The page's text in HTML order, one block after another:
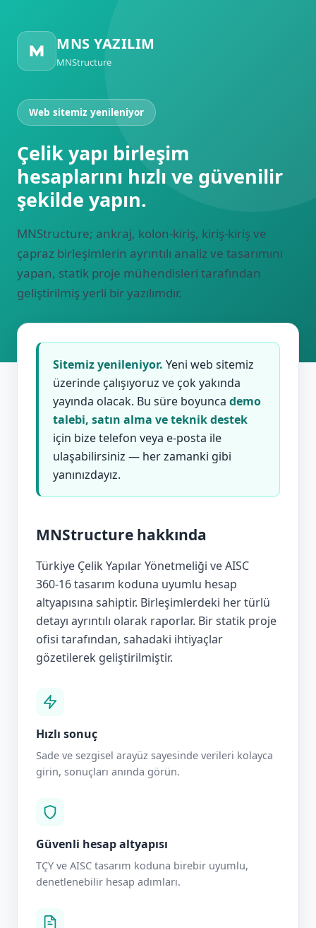
MNS YAZILIM
MNStructure
Web sitemiz yenileniyor
Çelik yapı birleşim
hesaplarını hızlı ve güvenilir
şekilde yapın.
MNStructure; ankraj, kolon‑kiriş, kiriş‑kiriş ve
çapraz birleşimlerin ayrıntılı analiz ve tasarımını
yapan, statik proje mühendisleri tarafından
geliştirilmiş yerli bir yazılımdır.
Sitemiz yenileniyor. Yeni web sitemiz
üzerinde çalışıyoruz ve çok yakında
yayında olacak. Bu süre boyunca demo
talebi, satın alma ve teknik destek
için bize telefon veya e‑posta ile
ulaşabilirsiniz — her zamanki gibi
yanınızdayız.
MNStructure hakkında
Türkiye Çelik Yapılar Yönetmeliği ve AISC
360‑16 tasarım koduna uyumlu hesap
altyapısına sahiptir. Birleşimlerdeki her türlü
detayı ayrıntılı olarak raporlar. Bir statik proje
ofisi tarafından, sahadaki ihtiyaçlar
gözetilerek geliştirilmiştir.
Hızlı sonuç
Sade ve sezgisel arayüz sayesinde verileri kolayca
girin, sonuçları anında görün.
Güvenli hesap altyapısı
TÇY ve AISC tasarım koduna birebir uyumlu,
denetlenebilir hesap adımları.